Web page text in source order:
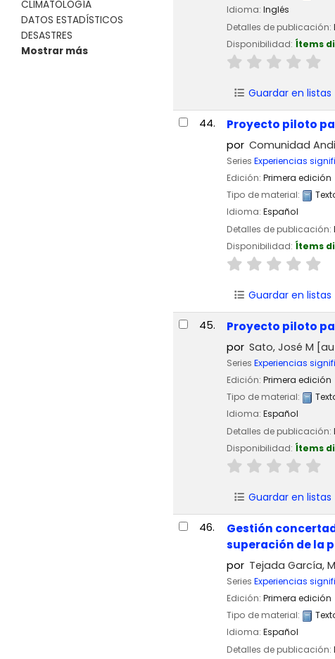
CLIMATOLOGÍA
DATOS ESTADÍSTICOS
DESASTRES
Mostrar más
Idioma: Inglés
Detalles de publicación:
Disponibilidad: Ítems
Guardar en listas
44. Proyecto piloto
por Comunidad
Series Experiencias
Edición: Primera edición
Tipo de material:
Idioma: Español
Detalles de publicación:
Disponibilidad: Ítems
Guardar en listas
45. Proyecto piloto
por Sato, José M
Series Experiencias
Edición: Primera edición
Tipo de material:
Idioma: Español
Detalles de publicación:
Disponibilidad: Ítems
Guardar en listas
46.
Gestión
superación de la
por Tejada García,
Series Experiencias
Edición: Primera edición
Tipo de material:
Idioma: Español
Detalles de publicación: